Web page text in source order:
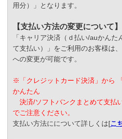
用分）」となります。
【支払い方法の変更について】
「キャリア決済（ｄ払い/auかん
て支払い）」をご利用のお客様は
への変更が可能です。
※「クレジットカード決済」から
かんたん
決済/ソフトバンクまとめて支払
でご注意ください。
支払い方法にについて詳しくは[こ